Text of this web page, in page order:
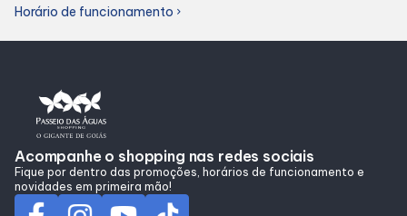
Horário de funcionamento chevron_right
Acompanhe o shopping nas redes sociais
Fique por dentro das promoções, horários de funcionamento e
novidades em primeira mão!